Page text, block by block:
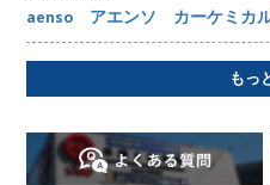
aenso アエンソ カーケミカル
もっ